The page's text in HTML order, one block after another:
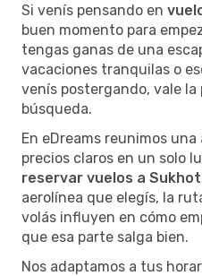
Si venís pensando en
buen momento para
tengas ganas de una
vacaciones tranquilas o
venís postergando, vale la
búsqueda.
En eDreams reunimos
precios claros en un solo
reservar vuelos a
aerolínea que elegís, la
volás influyen en cómo
que esa parte salga bien.
Nos adaptamos a tus